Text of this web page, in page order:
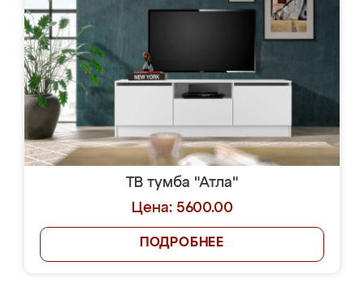
ТВ тумба "Атла"
Цена: 5600.00
ПОДРОБНЕЕ